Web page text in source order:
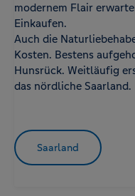
modernem Flair
Einkaufen.
Auch die
Kosten. Bestens
Hunsrück. Weitläufig
das nördliche Saarland.
Saarland